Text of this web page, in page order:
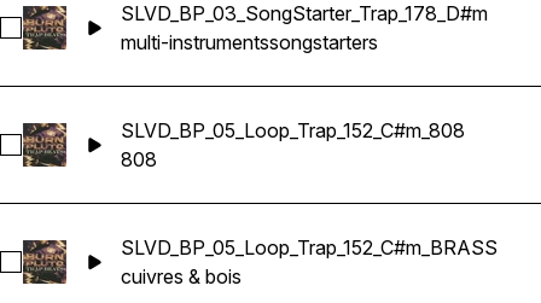
Sélectionnez SLVD_BP_03_SongStarter_Trap_178_D#m
SLVD_BP_03_SongStarter_Trap_178_D#m
multi-instrumentssongstarters
Sélectionnez SLVD_BP_05_Loop_Trap_152_C#m_808
SLVD_BP_05_Loop_Trap_152_C#m_808
808
Sélectionnez SLVD_BP_05_Loop_Trap_152_C#m_BRASS
SLVD_BP_05_Loop_Trap_152_C#m_BRASS
cuivres & bois